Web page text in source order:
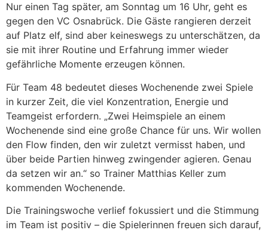
Nur einen Tag später, am Sonntag um 16 Uhr, geht es
gegen den VC Osnabrück. Die Gäste rangieren derzeit
auf Platz elf, sind aber keineswegs zu unterschätzen, da
sie mit ihrer Routine und Erfahrung immer wieder
gefährliche Momente erzeugen können.
Für Team 48 bedeutet dieses Wochenende zwei Spiele
in kurzer Zeit, die viel Konzentration, Energie und
Teamgeist erfordern. „Zwei Heimspiele an einem
Wochenende sind eine große Chance für uns. Wir wollen
den Flow finden, den wir zuletzt vermisst haben, und
über beide Partien hinweg zwingender agieren. Genau
da setzen wir an.“ so Trainer Matthias Keller zum
kommenden Wochenende.
Die Trainingswoche verlief fokussiert und die Stimmung
im Team ist positiv – die Spielerinnen freuen sich darauf,